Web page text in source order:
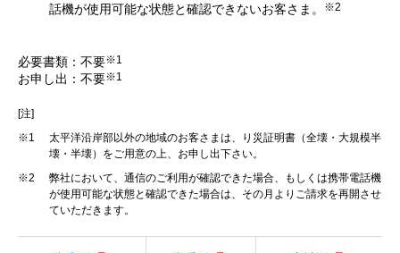
話機が使用可能な状態と確認できないお客さま。
※2
必要書類：不要※1
お申し出：不要※1
[注]
※1
太平洋沿岸部以外の地域のお客さまは、り災証明書（全壊・大規模半
壊・半壊）をご用意の上、お申し出下さい。
※2
弊社において、通信のご利用が確認できた場合、もしくは携帯電話機
が使用可能な状態と確認できた場合は、その月よりご請求を再開させ
ていただきます。